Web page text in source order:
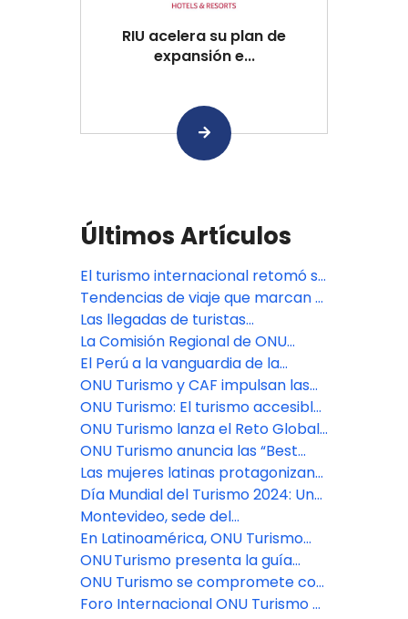
RIU acelera su plan de
expansión e...
Últimos Artículos
El turismo internacional retomó su
ritmo histórico y cerró 2025 con
un crecimiento del 4%
Tendencias de viaje que marcan el
comportamiento del viajero en
2026
Las llegadas de turistas
internacionales aumentaron un
5% en los nueve primeros meses
de 2025
La Comisión Regional de ONU
Turismo: “Inteligencia Artificial y
Turismo en las Américas
El Perú a la vanguardia de la
transformación del turismo en un
pilar del desarrollo rural gracias a
la adopción de la herramienta
STAR
ONU Turismo y CAF impulsan las
inversiones en turismo en las
Américas y presentan directrices
destinadas a Brasil y Panamá
ONU Turismo: El turismo accesible,
una fuerza transformadora para
destinos y empresas
ONU Turismo lanza el Reto Global
de Inteligencia Artificial
ONU Turismo anuncia las “Best
Tourism Villages 2024”
Las mujeres latinas protagonizan
el nuevo estudio de ONU Turismo
Día Mundial del Turismo 2024: Un
mensaje mundial del turismo para
la paz
Montevideo, sede del
Observatorio de Derecho del
Turismo para América Latina y
Caribe de ONU Turismo
En Latinoamérica, ONU Turismo
impulsa el crecimiento a través de
las inversiones
ONU Turismo presenta la guía
Tourism Doing Business -
Invirtiendo en Perú
ONU Turismo se compromete con
la agenda de Antigua y Barbuda
Foro Internacional ONU Turismo –